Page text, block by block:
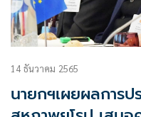
14 ธันวาคม 2565
นายกฯเผยผลการ